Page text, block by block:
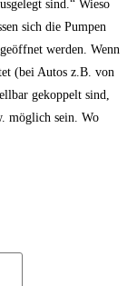
sind.“ Wieso
sich die Pumpen
werden. Wenn
(bei Autos z.B. von
gekoppelt sind,
möglich sein. Wo